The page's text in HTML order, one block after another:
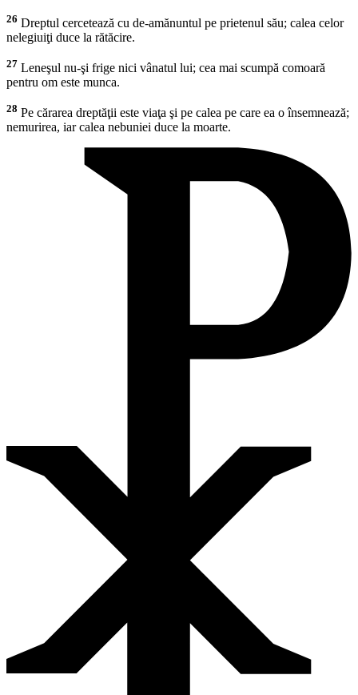
26 Dreptul cercetează cu de-amănuntul pe prietenul său; calea celor
nelegiuiţi duce la rătăcire.
27 Leneşul nu-şi frige nici vânatul lui; cea mai scumpă comoară
pentru om este munca.
28 Pe cărarea dreptăţii este viaţa şi pe calea pe care ea o însemnează;
nemurirea, iar calea nebuniei duce la moarte.